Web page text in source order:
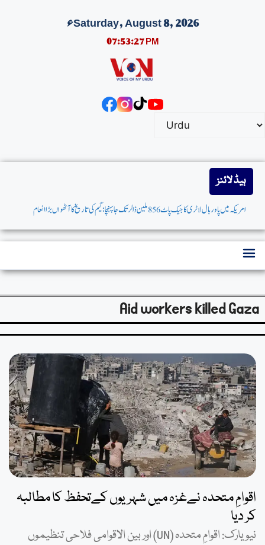
Saturday, August 8, 2026ء
07:53:27 PM
ہیڈ لائنز
امریکہ میں پاوربال لاٹری کاجیک پاٹ 856 ملین ڈالرتک جاپہنچا: گیم کی تاریخ کاآٹھواں بڑاانعام
Aid workers killed Gaza
اقوامِ متحدہ نےغزہ میں شہریوں کےتحفظ کا مطالبہ
کر دیا
نیویارک: اقوامِ متحدہ (UN) اور بین الاقوامی فلاحی تنظیموں